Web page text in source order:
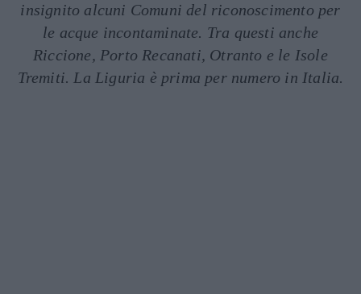
insignito alcuni Comuni del riconoscimento per
le acque incontaminate. Tra questi anche
Riccione, Porto Recanati, Otranto e le Isole
Tremiti. La Liguria è prima per numero in Italia.